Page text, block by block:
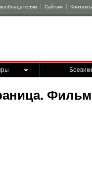
Сайтам Контакты
Боевики